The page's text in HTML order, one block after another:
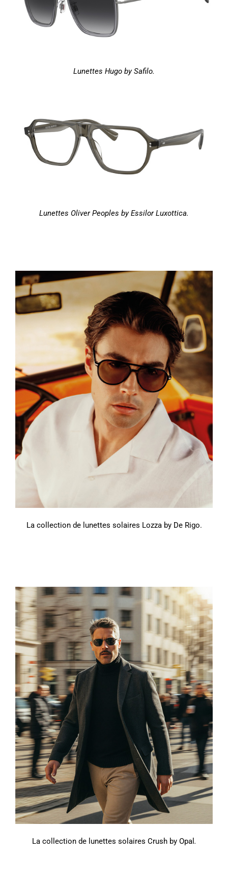
Lunettes Hugo by Safilo.
Lunettes Oliver Peoples by Essilor Luxottica.
La collection de lunettes solaires Lozza by De Rigo.
La collection de lunettes solaires Crush by Opal .